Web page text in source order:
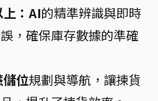
： AI的精準辨識與即時
，確保庫存數據的準確
位規劃與導航，讓揀貨